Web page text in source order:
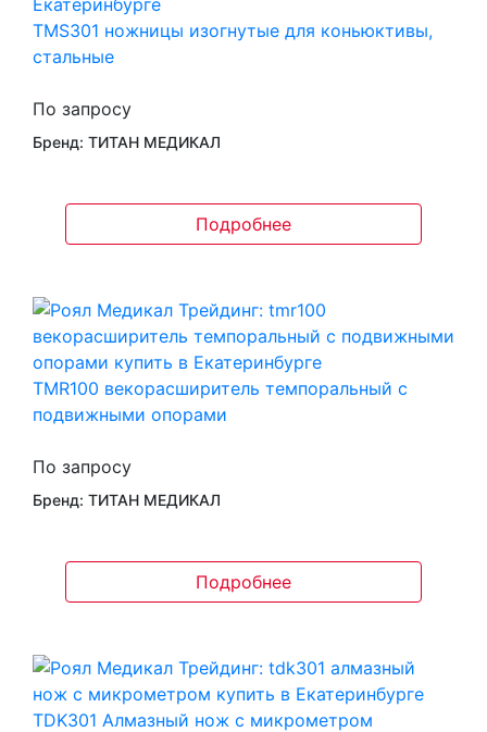
TMS301 ножницы изогнутые для коньюктивы,
стальные
По запросу
Бренд: ТИТАН МЕДИКАЛ
Подробнее
TMR100 векорасширитель темпоральный с
подвижными опорами
По запросу
Бренд: ТИТАН МЕДИКАЛ
Подробнее
TDK301 Алмазный нож с микрометром